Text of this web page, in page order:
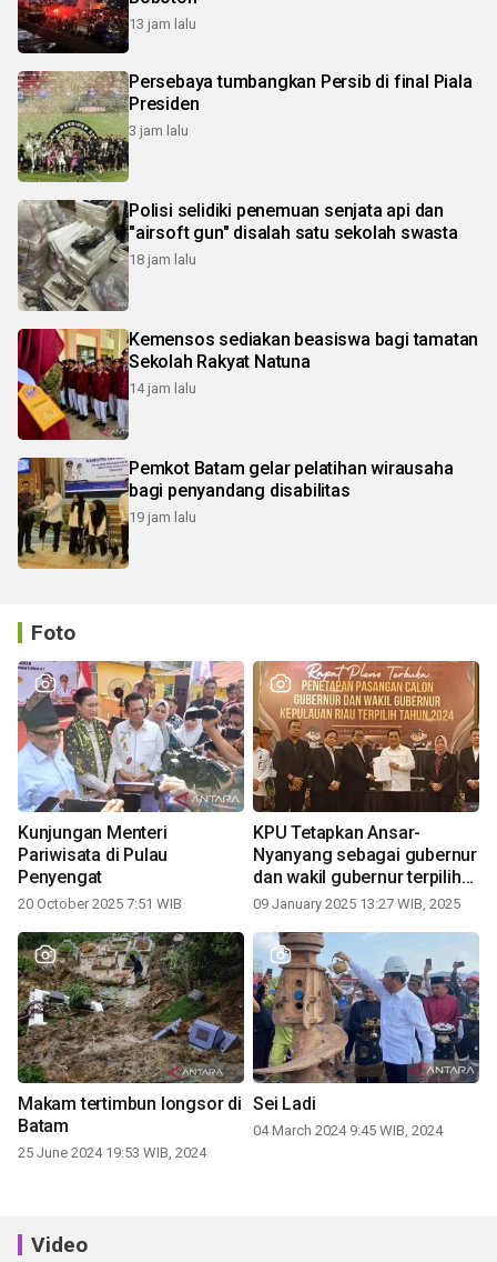
13 jam lalu
Persebaya tumbangkan Persib di final Piala
Presiden
3 jam lalu
Polisi selidiki penemuan senjata api dan
"airsoft gun" disalah satu sekolah swasta
18 jam lalu
Kemensos sediakan beasiswa bagi tamatan
Sekolah Rakyat Natuna
14 jam lalu
Pemkot Batam gelar pelatihan wirausaha
bagi penyandang disabilitas
19 jam lalu
Foto
Kunjungan Menteri
Pariwisata di Pulau
Penyengat
20 October 2025 7:51 WIB
KPU Tetapkan Ansar-
Nyanyang sebagai gubernur
dan wakil gubernur terpilih
periode 2025-2030
09 January 2025 13:27 WIB, 2025
Makam tertimbun longsor di
Batam
25 June 2024 19:53 WIB, 2024
Sei Ladi
04 March 2024 9:45 WIB, 2024
Video